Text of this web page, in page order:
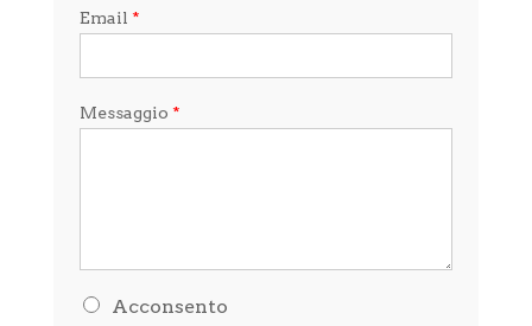
Email *
Messaggio *
H
Acconsento